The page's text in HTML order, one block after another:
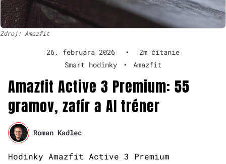
Zdroj: Amazfit
26. februára 2026 •
2m čítanie
Smart hodinky
• Amazfit
Amazfit Active 3 Premium: 55
gramov, zafír a AI tréner
Roman Kadlec
Hodinky Amazfit Active 3 Premium